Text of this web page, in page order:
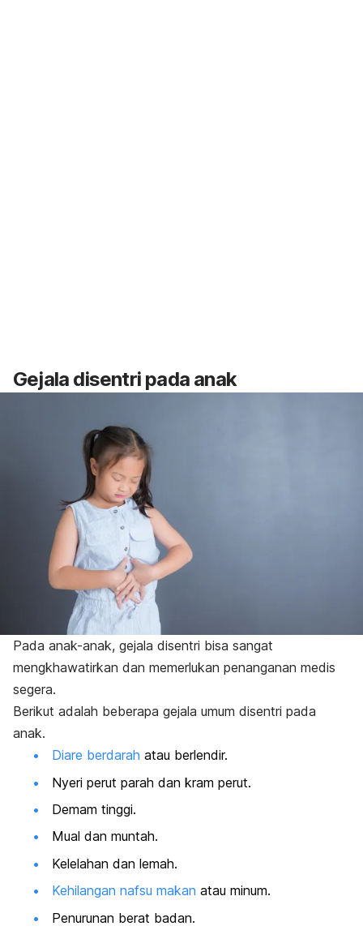
Gejala disentri pada anak
Pada anak-anak, gejala disentri bisa sangat
mengkhawatirkan dan memerlukan penanganan medis
segera.
Berikut adalah beberapa gejala umum disentri pada
anak.
Diare berdarah atau berlendir.
Nyeri perut parah dan kram perut.
Demam tinggi.
Mual dan muntah.
Kelelahan dan lemah.
Kehilangan nafsu makan atau minum.
Penurunan berat badan.